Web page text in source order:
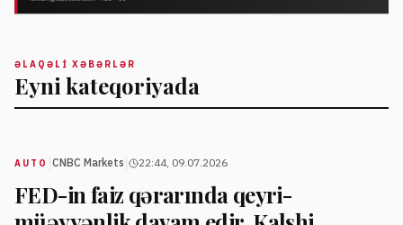
ƏLAQƏLI XƏBƏRLƏR
Eyni kateqoriyada
AUTO CNBC Markets 22:44, 09.07.2026
FED-in faiz qərarında qeyri-